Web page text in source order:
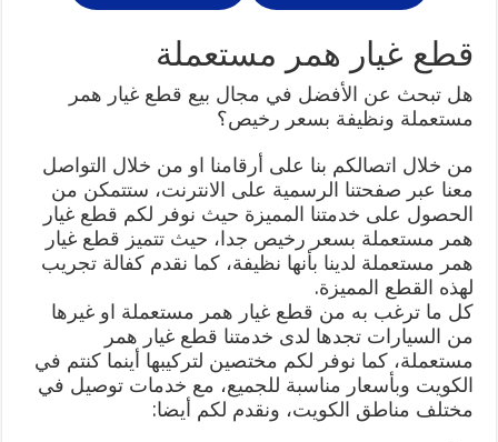
قطع غيار همر مستعملة
هل تبحث عن الأفضل في مجال بيع قطع غيار همر
مستعملة ونظيفة بسعر رخيص؟
من خلال اتصالكم بنا على أرقامنا او من خلال التواصل
معنا عبر صفحتنا الرسمية على الانترنت، ستتمكن من
الحصول على خدمتنا المميزة حيث نوفر لكم قطع غيار
همر مستعملة بسعر رخيص جدا، حيث تتميز قطع غيار
همر مستعملة لدينا بأنها نظيفة، كما نقدم كفالة تجريب
لهذه القطع المميزة.
كل ما ترغب به من قطع غيار همر مستعملة او غيرها
من السيارات تجدها لدى خدمتنا قطع غيار همر
مستعملة، كما نوفر لكم مختصين لتركيبها أينما كنتم في
الكويت وبأسعار مناسبة للجميع، مع خدمات توصيل في
مختلف مناطق الكويت، ونقدم لكم أيضا: